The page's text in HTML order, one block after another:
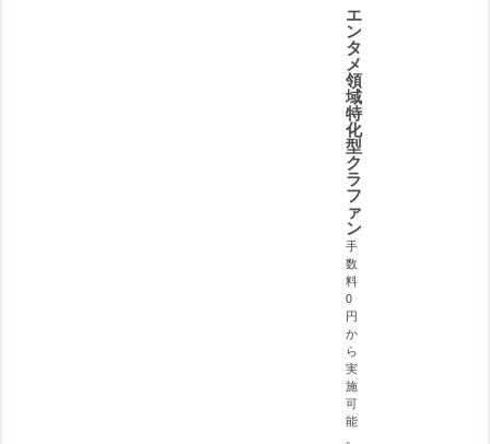
エ
ン
タ
メ
領
域
特
化
型
ク
ラ
フ
ァ
ン
手
数
料
0
円
か
ら
実
施
可
能